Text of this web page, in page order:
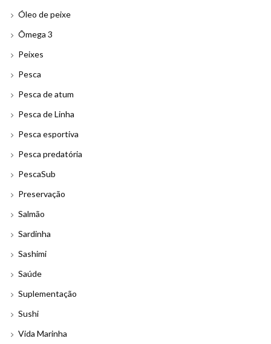
Óleo de peixe
Ômega 3
Peixes
Pesca
Pesca de atum
Pesca de Linha
Pesca esportiva
Pesca predatória
PescaSub
Preservação
Salmão
Sardinha
Sashimi
Saúde
Suplementação
Sushi
Vida Marinha